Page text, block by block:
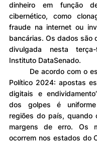
dinheiro em função
cibernético, como
fraude na internet ou
bancárias. Os dados são
divulgada nesta
Instituto DataSenado.
Político 2024: apostas
digitais e
dos golpes é
regiões do país, quando
margens de erro. Os
ocorrem nos estados do